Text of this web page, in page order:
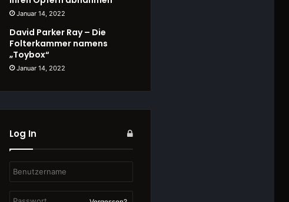
Januar 14, 2022
David Parker Ray – Die
Folterkammer namens
„Toybox“
Januar 14, 2022
Log In